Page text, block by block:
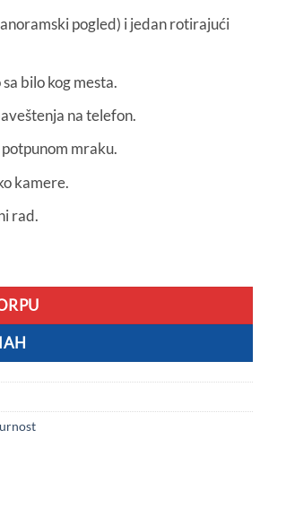
pogled) i jedan rotirajući
bilo kog mesta.
na telefon.
potpunom mraku.
kamere.
rad.